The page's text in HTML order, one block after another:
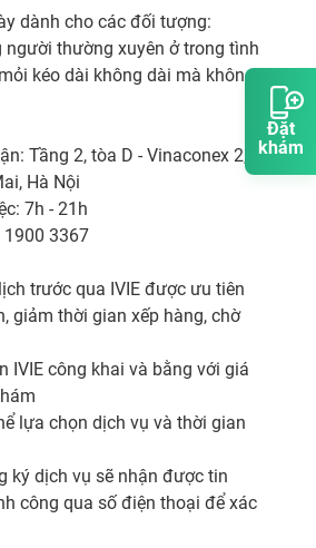
Đặt
khám
dành cho các đối tượng:
người thường xuyên ở trong tình
kéo dài không dài mà không
Tầng 2, tòa D - Vinaconex 2,
Hà Nội
7h - 21h
3367
trước qua IVIE được ưu tiên
giảm thời gian xếp hàng, chờ
IVIE công khai và bằng với giá
lựa chọn dịch vụ và thời gian
ký dịch vụ sẽ nhận được tin
công qua số điện thoại để xác